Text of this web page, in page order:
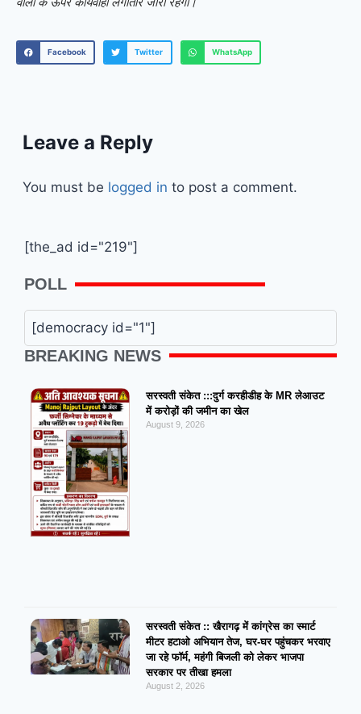
Facebook Twitter WhatsApp
Leave a Reply
You must be logged in to post a comment.
[the_ad id="219"]
POLL
[democracy id="1"]
BREAKING NEWS
सरस्वती संकेत :::दुर्ग करहीडीह के MR लेआउट
में करोड़ों की जमीन का खेल
August 9, 2026
सरस्वती संकेत :: खैरागढ़ में कांग्रेस का स्मार्ट
मीटर हटाओ अभियान तेज, घर-घर पहुंचकर भरवाए
जा रहे फॉर्म, महंगी बिजली को लेकर भाजपा
सरकार पर तीखा हमला
August 2, 2026